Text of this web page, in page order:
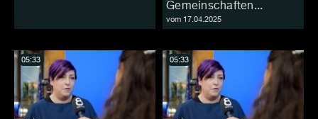
Gemeinschaften...
vom 17.04.2025
05:33 05:33